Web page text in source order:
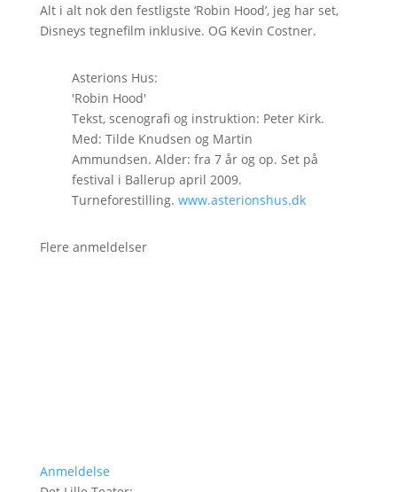
Alt i alt nok den festligste ‘Robin Hood’, jeg har set,
Disneys tegnefilm inklusive. OG Kevin Costner.
Asterions Hus:
'Robin Hood'
Tekst, scenografi og instruktion: Peter Kirk.
Med: Tilde Knudsen og Martin
Ammundsen. Alder: fra 7 år og op. Set på
festival i Ballerup april 2009.
Turneforestilling. www.asterionshus.dk
Flere anmeldelser
Anmeldelse